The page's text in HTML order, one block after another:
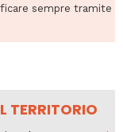
sempre tramite
TERRITORIO